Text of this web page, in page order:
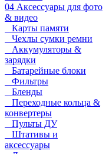
04 Аксессуары для фото
& видео
Карты памяти
Чехлы сумки ремни
Аккумуляторы &
зарядки
Батарейные блоки
Фильтры
Бленды
Переходные кольца &
конвертеры
Пульты ДУ
Штативы и
аксессуары